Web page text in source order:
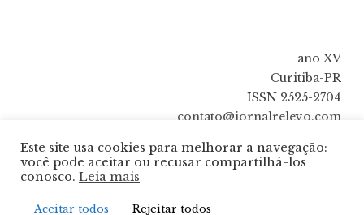
ano XV
Curitiba-PR
ISSN 2525-2704
contato@jornalrelevo.com
Este site usa cookies para melhorar a navegação:
você pode aceitar ou recusar compartilhá-los
conosco. Leia mais
Aceitar todos Rejeitar todos